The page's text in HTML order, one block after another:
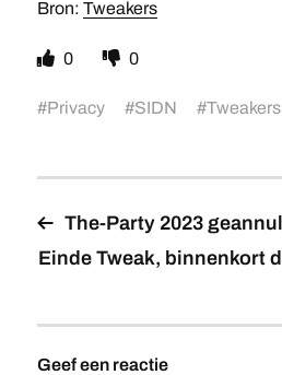
Bron: Tweakers
0 0
#Privacy #SIDN #Tweakers
The-Party 2023
Einde Tweak, binnenkort
Geef een reactie